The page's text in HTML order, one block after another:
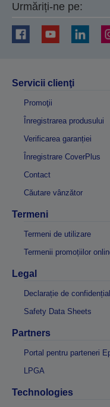
Urmăriți-ne pe:
Servicii clienţi
Promoţii
Înregistrarea produsului
Verificarea garanției
Înregistrare CoverPlus
Contact
Căutare vânzător
Termeni
Termeni de utilizare
Termenii promoțiilor
Legal
Declarație de
Safety Data Sheets
Partners
Portal pentru parteneri
LPGA
Technologies